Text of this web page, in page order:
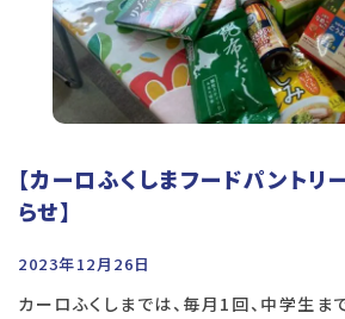
【カーロふくしまフードパント
らせ】
2023年12月26日
カーロふくしまでは、毎月1回、中学生ま